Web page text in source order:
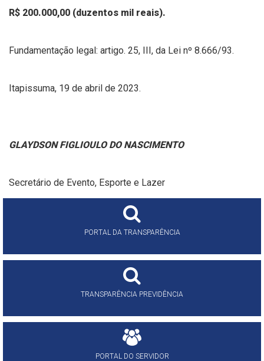
R$ 200.000,00 (duzentos mil reais).
Fundamentação legal: artigo. 25, III, da Lei nº 8.666/93.
Itapissuma, 19 de abril de 2023.
GLAYDSON FIGLIOULO DO NASCIMENTO
Secretário de Evento, Esporte e Lazer
PORTAL DA TRANSPARÊNCIA
TRANSPARÊNCIA PREVIDÊNCIA
PORTAL DO SERVIDOR